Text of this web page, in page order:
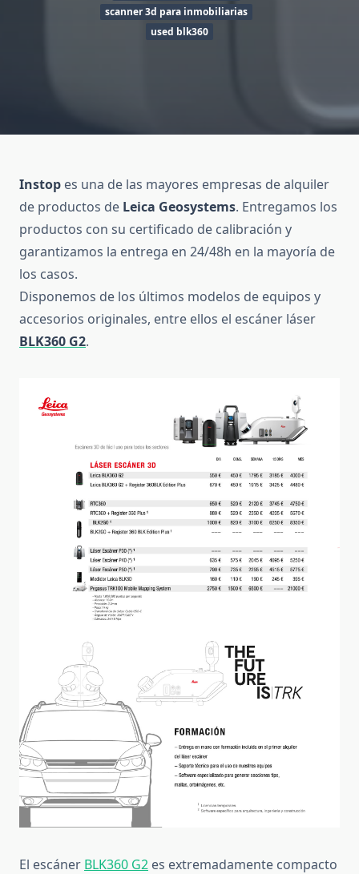
scanner 3d para inmobiliarias
used blk360
Instop es una de las mayores empresas de alquiler
de productos de Leica Geosystems. Entregamos los
productos con su certificado de calibración y
garantizamos la entrega en 24/48h en la mayoría de
los casos.
Disponemos de los últimos modelos de equipos y
accesorios originales, entre ellos el escáner láser
BLK360 G2.
El escáner BLK360 G2 es extremadamente compacto